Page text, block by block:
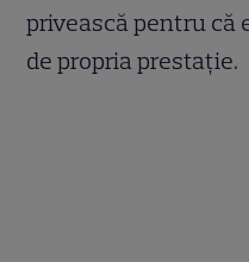
privească pentru că
de propria prestație.